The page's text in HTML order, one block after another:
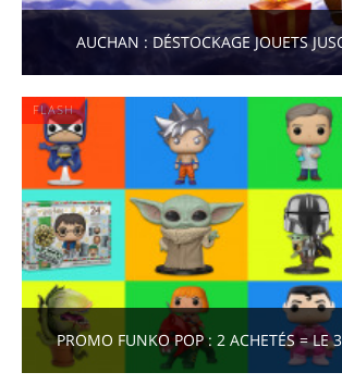
AUCHAN : DÉSTOCKAGE JOUETS
FLASH
PROMO FUNKO POP : 2 ACHETÉS = LE